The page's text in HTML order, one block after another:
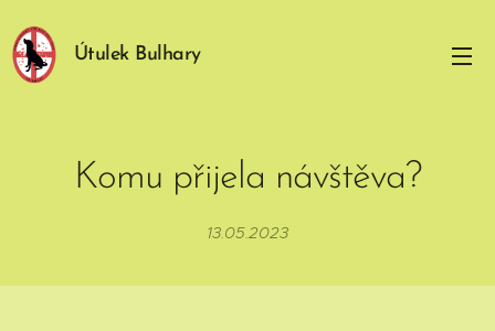
Útulek Bulhary
Komu přijela návštěva?
13.05.2023